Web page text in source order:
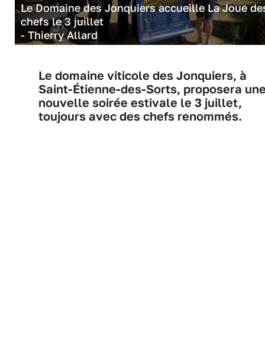
Le Domaine des Jonquiers accueille La Joue
chefs le 3 juillet
- Thierry Allard
Le domaine viticole des Jonquiers, à
Saint-Étienne-des-Sorts, proposera
nouvelle soirée estivale le 3 juillet,
toujours avec des chefs renommés.